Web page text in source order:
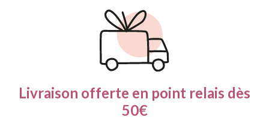
Livraison offerte en point relais dès
50€